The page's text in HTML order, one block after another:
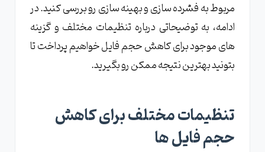
مربوط به فشرده سازی و بهینه سازی رو بررسی کنید. در
ادامه، به توضیحاتی درباره تنظیمات مختلف و گزینه
های موجود برای کاهش حجم فایل خواهیم پرداخت تا
بتونید بهترین نتیجه ممکن رو بگیرید.
تنظیمات مختلف برای کاهش
حجم فایل ها